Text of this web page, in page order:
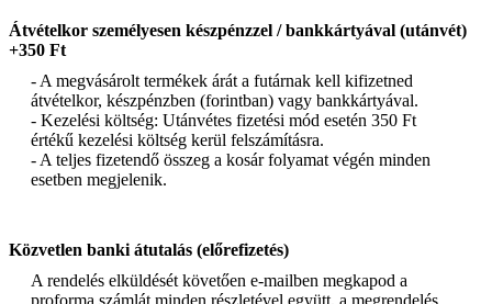
Átvételkor személyesen készpénzzel / bankkártyával (utánvét)
+350 Ft
- A megvásárolt termékek árát a futárnak kell kifizetned
átvételkor, készpénzben (forintban) vagy bankkártyával.
- Kezelési költség: Utánvétes fizetési mód esetén 350 Ft
értékű kezelési költség kerül felszámításra.
- A teljes fizetendő összeg a kosár folyamat végén minden
esetben megjelenik.
Közvetlen banki átutalás (előrefizetés)
A rendelés elküldését követően e-mailben megkapod a
proforma számlát minden részletével együtt, a megrendelés